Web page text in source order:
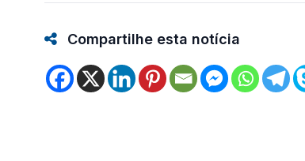
Compartilhe esta notícia